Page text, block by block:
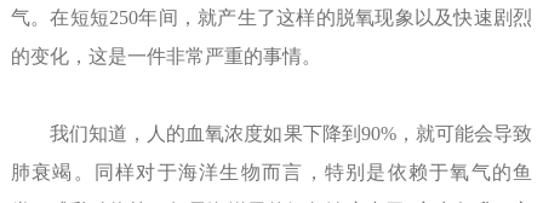
气。在短短250年间，就产生了这样的脱氧现象以及快速剧烈
的变化，这是一件非常严重的事情。
我们知道，人的血氧浓度如果下降到90%，就可能会导致
肺衰竭。同样对于海洋生物而言，特别是依赖于氧气的鱼